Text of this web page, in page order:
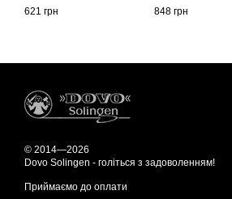
621 грн
848 грн
© 2014—2026
Dovo Solingen - голіться з задоволенням!
Приймаємо до оплати